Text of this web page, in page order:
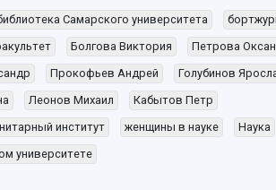
Самарского университета
Болгова Виктория
Петрова
Прокофьев Андрей
Голубинов
Леонов Михаил
Кабытов Петр
институт
женщины в науке
Наука
университете